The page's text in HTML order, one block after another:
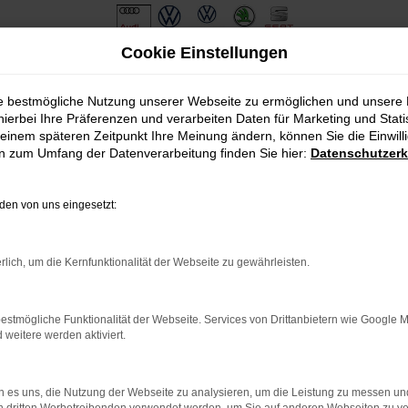
bestimmter Seiten verhindern. Funktioniert die Seite in
dem neuesten Stand sind.
kann auch dazu führen, dass bestimmte Funktionen nicht
Cookie Einstellungen
bestmögliche Nutzung unserer Webseite zu ermöglichen und unsere
Ihre Präferenzen und verarbeiten Daten für Marketing und
späteren Zeitpunkt Ihre Meinung ändern, können Sie die
zum Umfang der Datenverarbeitung finden Sie hier:
von uns eingesetzt:
um die Kernfunktionalität der Webseite zu gewährleisten.
Funktionalität der Webseite. Services von Drittanbietern wie Google
weitere werden aktiviert.
es uns, die Nutzung der Webseite zu analysieren, um die Leistung zu messen